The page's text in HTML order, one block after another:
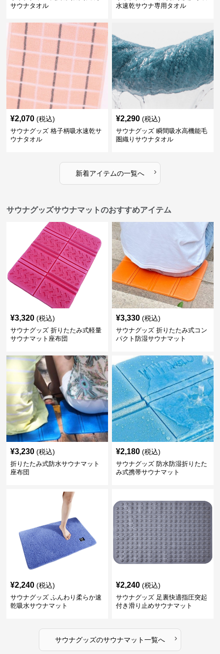
サウナタオル
水速乾サウナ専用タオル
¥2,070 (税込)
サウナグッズ 格子柄吸水速乾サ
ウナタオル
¥2,290 (税込)
サウナグッズ 瞬間吸水高機能毛
圏織りサウナタオル
新着アイテムの一覧へ ›
サウナグッズサウナマットのおすすめアイテム
¥3,320 (税込)
サウナグッズ 折りたたみ式軽量
サウナマット座布団
¥3,330 (税込)
サウナグッズ 折りたたみ式コン
パクト防湿サウナマット
¥3,230 (税込)
折りたたみ式防水サウナマット
座布団
¥2,180 (税込)
サウナグッズ 防水防湿折りたた
み式携帯サウナマット
¥2,240 (税込)
サウナグッズ ふんわり柔らか速
乾吸水サウナマット
¥2,240 (税込)
サウナグッズ 足裏快適指圧突起
付き滑り止めサウナマット
サウナグッズのサウナマット一覧へ ›